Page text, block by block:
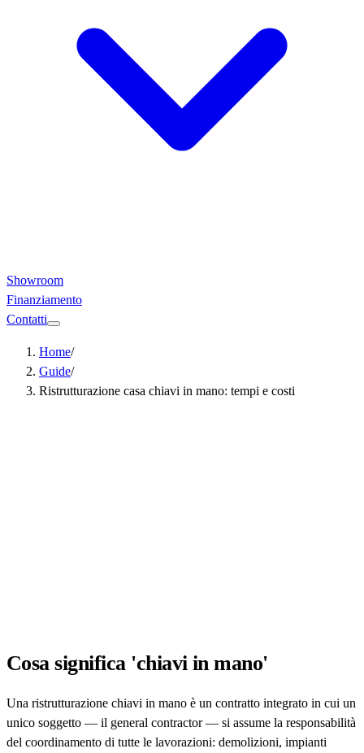
Showroom
Finanziamento
Contatti
Home/
Guide/
Ristrutturazione casa chiavi in mano: tempi e costi
Cosa significa 'chiavi in mano'
Una ristrutturazione chiavi in mano è un contratto integrato in cui un
unico soggetto — il general contractor — si assume la responsabilità
del coordinamento di tutte le lavorazioni: demolizioni, impianti